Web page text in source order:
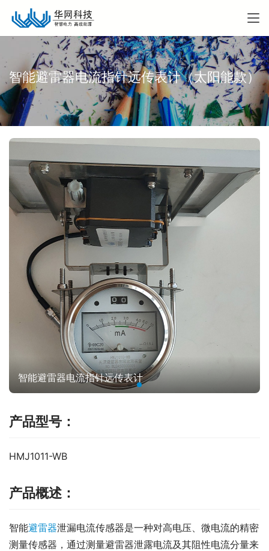
智能避雷器电流指针远传表计（太阳能款）
智能避雷器电流指针远传表计
产品型号：
HMJ1011-WB
产品概述：
智能避雷器泄漏电流传感器是一种对高电压、微电流的精密
测量传感器，通过测量避雷器泄露电流及其阻性电流分量来